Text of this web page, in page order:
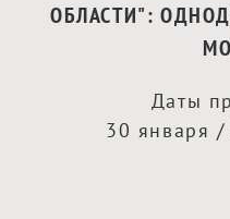
ОБЛАСТИ":
Даты
30 января